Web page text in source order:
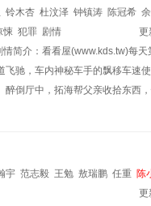
铃木杏 杜汶泽 钟镇涛 陈冠希
悚 犯罪 剧情
更
情简介：看看屋(www.kds.tw)每
飞驰，车内神秘车手的飘移车速
醉倒厅中，拓海帮父亲收拾东西
宇 范志毅 王勉 敖瑞鹏 任重 陈
更